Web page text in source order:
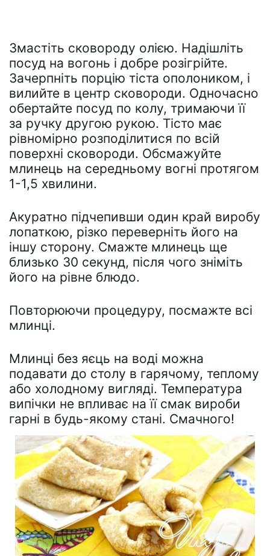
Змастіть сковороду олією. Надішліть
посуд на вогонь і добре розігрійте.
Зачерпніть порцію тіста ополоником, і
вилийте в центр сковороди. Одночасно
обертайте посуд по колу, тримаючи її
за ручку другою рукою. Тісто має
рівномірно розподілитися по всій
поверхні сковороди. Обсмажуйте
млинець на середньому вогні протягом
1-1,5 хвилини.
Акуратно підчепивши один край виробу
лопаткою, різко переверніть його на
іншу сторону. Смажте млинець ще
близько 30 секунд, після чого зніміть
його на рівне блюдо.
Повторюючи процедуру, посмажте всі
млинці.
Млинці без яєць на воді можна
подавати до столу в гарячому, теплому
або холодному вигляді. Температура
випічки не впливає на її смак вироби
гарні в будь-якому стані. Смачного!